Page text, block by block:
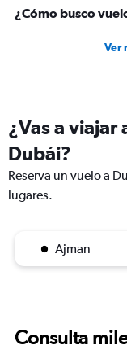
¿Cómo busco
Ver
¿Vas a viajar
Dubái?
Reserva un vuelo a
lugares.
Ajman
Consulta